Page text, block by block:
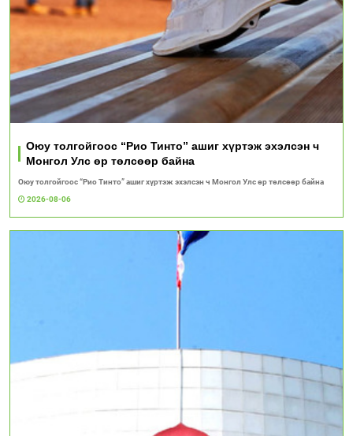
Оюу толгойгоос “Рио Тинто” ашиг хүртэж эхэлсэн ч
Монгол Улс өр төлсөөр байна
Оюу толгойгоос “Рио Тинто” ашиг хүртэж эхэлсэн ч Монгол Улс өр төлсөөр байна
2026-08-06